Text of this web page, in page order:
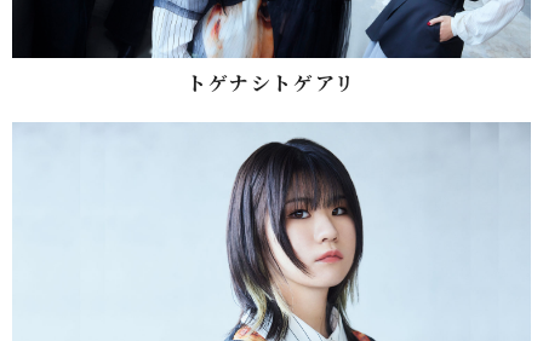
トゲナシトゲアリ